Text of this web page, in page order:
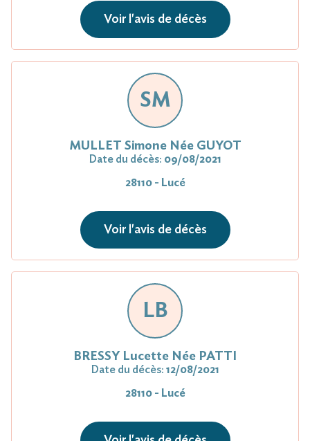
Voir l'avis de décès
SM
MULLET Simone Née GUYOT
Date du décès: 09/08/2021
28110 - Lucé
Voir l'avis de décès
LB
BRESSY Lucette Née PATTI
Date du décès: 12/08/2021
28110 - Lucé